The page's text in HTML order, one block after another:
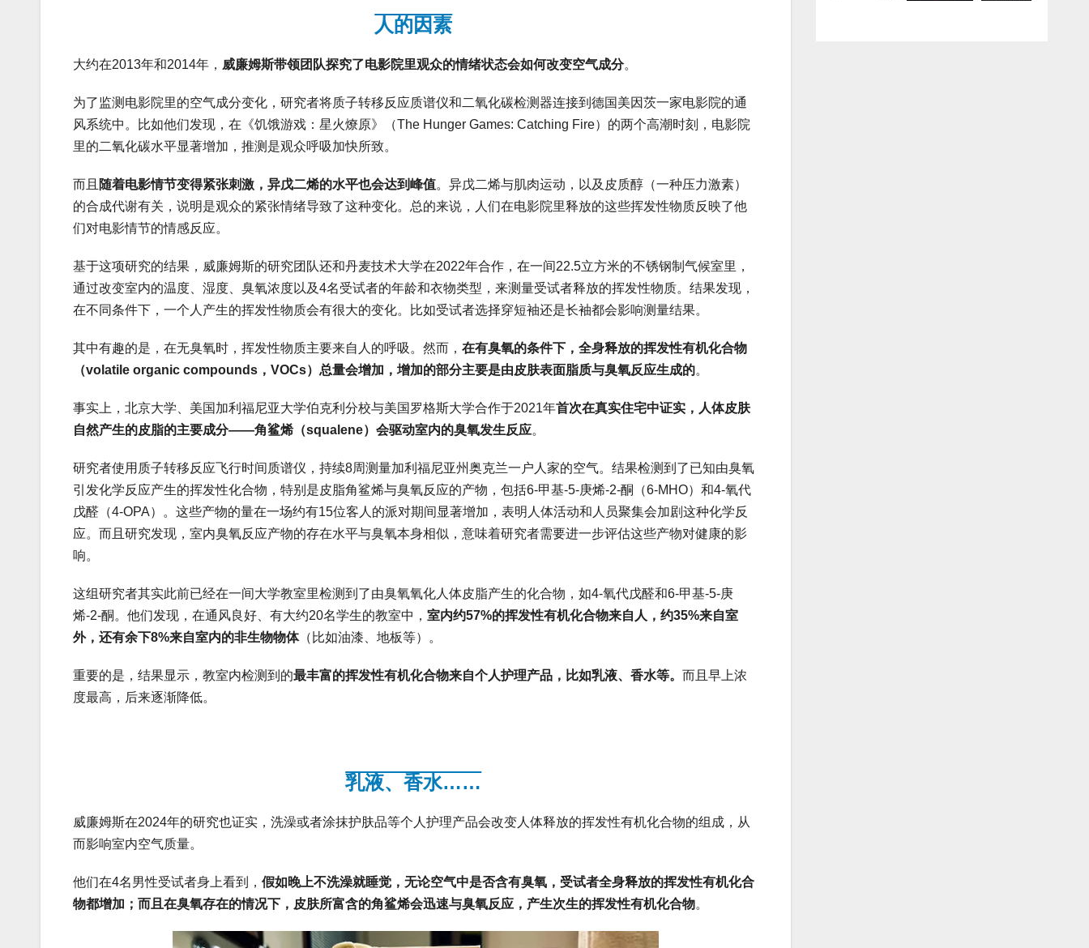
人的因素
大约在2013年和2014年， 威廉姆斯带领团队探究了电影院里观众的情绪状态会如何改变空气成分。
为了监测电影院里的空气成分变化，研究者将质子转移反应质谱仪和二氧化碳检测器连接到德国美因茨一家电影院的通
风系统中。比如他们发现，在《饥饿游戏：星火燎原》（The Hunger Games: Catching Fire）的两个高潮时刻，电影院
里的二氧化碳水平显著增加，推测是观众呼吸加快所致。
而且 随着电影情节变得紧张刺激，异戊二烯的水平也会达到峰值。异戊二烯与肌肉运动，以及皮质醇（一种压力激素）
的合成代谢有关，说明是观众的紧张情绪导致了这种变化。总的来说，人们在电影院里释放的这些挥发性物质反映了他
们对电影情节的情感反应。
基于这项研究的结果，威廉姆斯的研究团队还和丹麦技术大学在2022年合作，在一间22.5立方米的不锈钢制气候室里，
通过改变室内的温度、湿度、臭氧浓度以及4名受试者的年龄和衣物类型，来测量受试者释放的挥发性物质。结果发现，
在不同条件下，一个人产生的挥发性物质会有很大的变化。比如受试者选择穿短袖还是长袖都会影响测量结果。
其中有趣的是，在无臭氧时，挥发性物质主要来自人的呼吸。然而， 在有臭氧的条件下，全身释放的挥发性有机化合物
（volatile organic compounds，VOCs）总量会增加，增加的部分主要是由皮肤表面脂质与臭氧反应生成的。
事实上，北京大学、美国加利福尼亚大学伯克利分校与美国罗格斯大学合作于2021年首次在真实住宅中证实，人体皮肤
自然产生的皮脂的主要成分——角鲨烯（squalene）会驱动室内的臭氧发生反应。
研究者使用质子转移反应飞行时间质谱仪，持续8周测量加利福尼亚州奥克兰一户人家的空气。结果检测到了已知由臭氧
引发化学反应产生的挥发性化合物，特别是皮脂角鲨烯与臭氧反应的产物，包括6-甲基-5-庚烯-2-酮（6-MHO）和4-氧代
戊醛（4-OPA）。这些产物的量在一场约有15位客人的派对期间显著增加，表明人体活动和人员聚集会加剧这种化学反
应。而且研究发现，室内臭氧反应产物的存在水平与臭氧本身相似，意味着研究者需要进一步评估这些产物对健康的影
响。
这组研究者其实此前已经在一间大学教室里检测到了由臭氧氧化人体皮脂产生的化合物，如4-氧代戊醛和6-甲基-5-庚
烯-2-酮。他们发现，在通风良好、有大约20名学生的教室中， 室内约57%的挥发性有机化合物来自人，约35%来自室
外，还有余下8%来自室内的非生物物体（比如油漆、地板等）。
重要的是，结果显示，教室内检测到的最丰富的挥发性有机化合物来自个人护理产品 ，比如乳液、香水等。 而且早上浓
度最高，后来逐渐降低。
乳液、香水……
威廉姆斯在2024年的研究也证实，洗澡或者涂抹护肤品等个人护理产品会改变人体释放的挥发性有机化合物的组成，从
而影响室内空气质量。
他们在4名男性受试者身上看到， 假如晚上不洗澡就睡觉，无论空气中是否含有臭氧，受试者全身释放的挥发性有机化合
物都增加；而且在臭氧存在的情况下，皮肤所富含的角鲨烯会迅速与臭氧反应，产生次生的挥发性有机化合物。